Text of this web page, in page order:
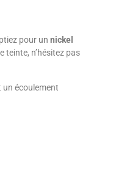
pour un nickel
n’hésitez pas
écoulement